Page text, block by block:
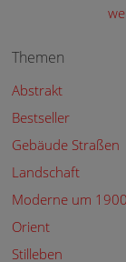
Themen
Abstrakt
Bestseller
Gebäude Straßen
Landschaft
Moderne um 1900
Orient
Stilleben